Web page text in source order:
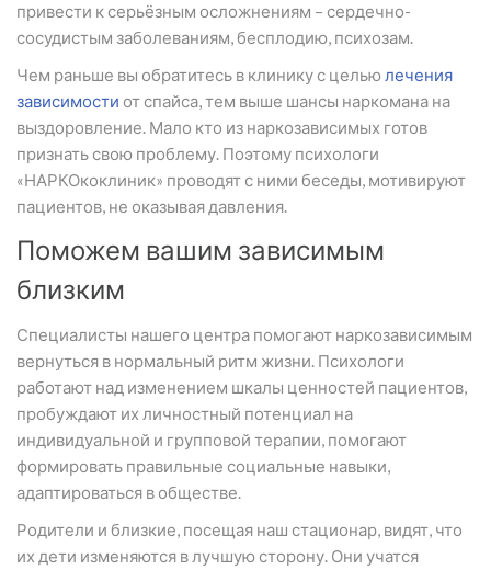
привести к серьёзным осложнениям – сердечно-
сосудистым заболеваниям, бесплодию, психозам.
Чем раньше вы обратитесь в клинику с целью лечения
зависимости от спайса, тем выше шансы наркомана на
выздоровление. Мало кто из наркозависимых готов
признать свою проблему. Поэтому психологи
«НАРКОкоклиник» проводят с ними беседы, мотивируют
пациентов, не оказывая давления.
Поможем вашим зависимым
близким
Специалисты нашего центра помогают наркозависимым
вернуться в нормальный ритм жизни. Психологи
работают над изменением шкалы ценностей пациентов,
пробуждают их личностный потенциал на
индивидуальной и групповой терапии, помогают
формировать правильные социальные навыки,
адаптироваться в обществе.
Родители и близкие, посещая наш стационар, видят, что
их дети изменяются в лучшую сторону. Они учатся